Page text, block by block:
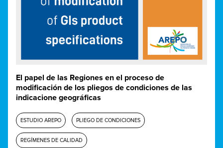
El papel de las Regiones en el proceso de
modificación de los pliegos de condiciones de las
indicacione geográficas
ESTUDIO AREPO PLIEGO DE CONDICIONES
REGÍMENES DE CALIDAD